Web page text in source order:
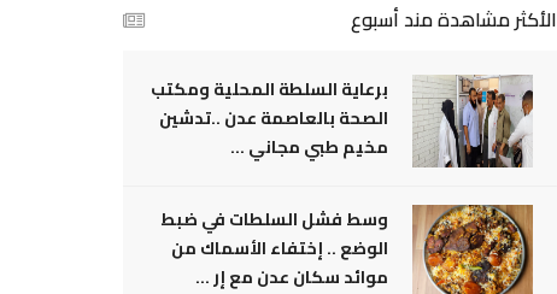
الأكثر مشاهدة مند أسبوع
برعاية السلطة المحلية ومكتب
الصحة بالعاصمة عدن ..تدشين
مخيم طبي مجاني ...
وسط فشل السلطات في ضبط
الوضع .. إختفاء الأسماك من
موائد سكان عدن مع إر ...